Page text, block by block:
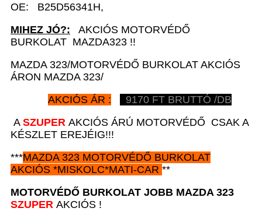
OE: B25D56341H,
MIHEZ JÓ?: AKCIÓS MOTORVÉDŐ
BURKOLAT MAZDA323 !!
MAZDA 323/MOTORVÉDŐ BURKOLAT AKCIÓS
ÁRON MAZDA 323/
AKCIÓS ÁR :
9170 FT BRUTTÓ /DB
A SZUPER AKCIÓS ÁRÚ MOTORVÉDŐ CSAK A
KÉSZLET EREJÉIG!!!
***MAZDA 323 MOTORVÉDŐ BURKOLAT
AKCIÓS *MISKOLC*MATI-CAR **
MOTORVÉDŐ BURKOLAT JOBB MAZDA 323
SZUPER AKCIÓS !